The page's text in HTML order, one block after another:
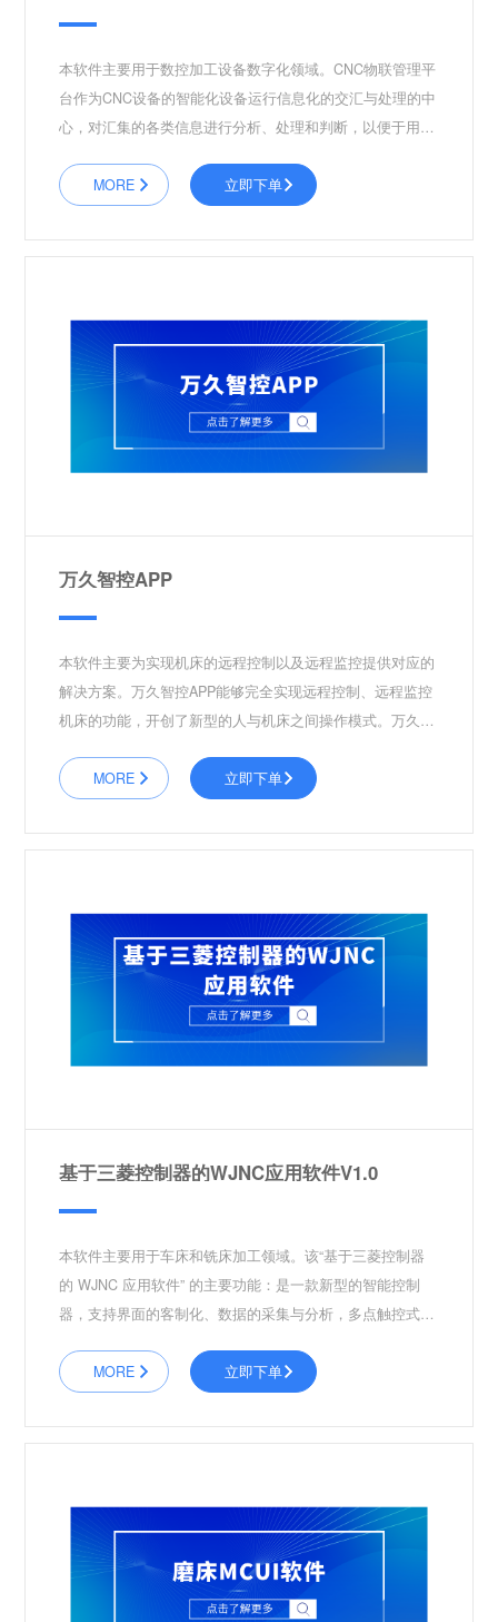
本软件主要用于数控加工设备数字化领域。CNC物联管理平
台作为CNC设备的智能化设备运行信息化的交汇与处理的中
心，对汇集的各类信息进行分析、处理和判断，以便于用户
使各子系统和设备始终处于有条不紊、协调一致的高效、经
项费用。
MORE 立即下单
万久智控APP
本软件主要为实现机床的远程控制以及远程监控提供对应的
解决方案。万久智控APP能够完全实现远程控制、远程监控
机床的功能，开创了新型的人与机床之间操作模式。万久智
程序上传下载，远程设定参数，远程启停。
MORE 立即下单
基于三菱控制器的WJNC应用软件V1.0
本软件主要用于车床和铣床加工领域。该“基于三菱控制器
的 WJNC 应用软件” 的主要功能：是一款新型的智能控制
器，支持界面的客制化、数据的采集与分析，多点触控式的
可视化，更凸显其扩展性、数据化与网络化的特点。多样式
操作员简易快速地操作机床，提高机床的稼动率。使用者是
MORE 立即下单